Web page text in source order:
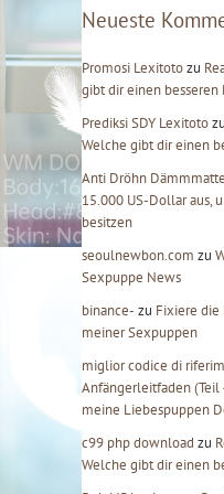
e
r
Neueste
Promosi Lexitotozu
gibt dir einen besseren
Prediksi SDY Lexitotozu
Welche gibt dir einen
Anti Dröhn Dämmmatte
15.000 US-Dollar aus,
besitzen
seoulnewbon.com zu
Sexpuppe News
binance- zu Fixiere die
meiner Sexpuppen
miglior codice di
Anfängerleitfaden
meine Liebespuppen
c99 php download zu
Welche gibt dir einen